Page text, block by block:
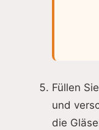
Füllen
und
die